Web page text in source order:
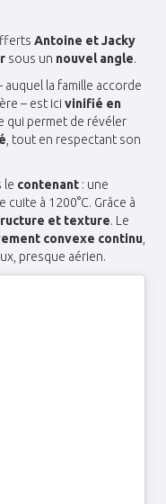
Antoine et Jacky
sous un nouvel angle.
auquel la famille accorde
– est ici vinifié en
qui permet de révéler
, tout en respectant son
le contenant : une
cuite à 1200°C. Grâce à
et texture. Le
convexe continu,
presque aérien.